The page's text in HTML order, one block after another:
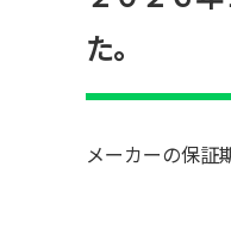
た。
メーカーの保証